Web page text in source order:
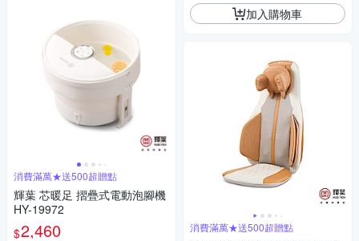
消費滿萬★送500超贈點
輝葉 芯暖足 摺疊式電動泡腳機
HY-19972
$2,460
加入購物車
消費滿萬★送500超贈點